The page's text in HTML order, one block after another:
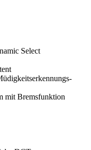
Select
mit Bremsfunktion